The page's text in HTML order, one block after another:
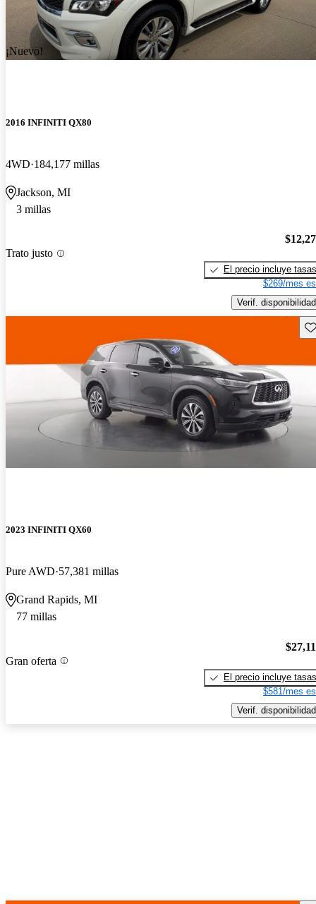
¡Nuevo!
2016 INFINITI QX80
4WD 184,177 millas
Jackson, MI
3 millas
Trato justo
El precio incluye tasas
$269/mes
Verif. disponibilidad
2023 INFINITI QX60
Pure AWD 57,381 millas
Grand Rapids, MI
77 millas
Gran oferta
El precio incluye tasas
$581/mes
Verif. disponibilidad